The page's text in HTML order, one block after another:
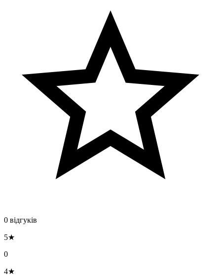
0 відгуків
5★
0
4★